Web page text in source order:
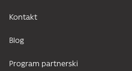
Kontakt
Blog
Program partnerski